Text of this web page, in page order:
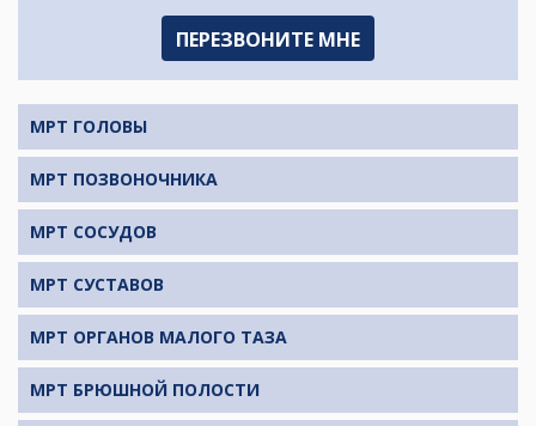
МРТ ГОЛОВЫ
МРТ ПОЗВОНОЧНИКА
МРТ СОСУДОВ
МРТ СУСТАВОВ
МРТ ОРГАНОВ МАЛОГО ТАЗА
МРТ БРЮШНОЙ ПОЛОСТИ